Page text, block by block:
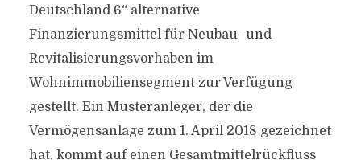
Deutschland 6“ alternative
Finanzierungsmittel für Neubau- und
Revitalisierungsvorhaben im
Wohnimmobiliensegment zur Verfügung
gestellt. Ein Musteranleger, der die
Vermögensanlage zum 1. April 2018 gezeichnet
hat, kommt auf einen Gesamtmittelrückfluss